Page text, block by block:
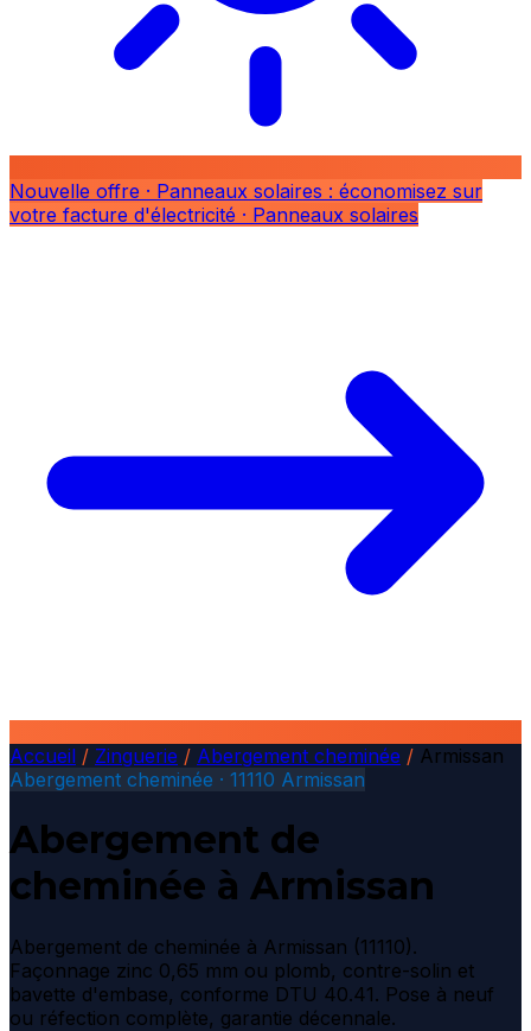
Nouvelle offre · Panneaux solaires : économisez sur
votre facture d'électricité · Panneaux solaires
Accueil / Zinguerie / Abergement cheminée / Armissan
Abergement cheminée · 11110 Armissan
Abergement de
cheminée à Armissan
Abergement de cheminée à Armissan (11110).
Façonnage zinc 0,65 mm ou plomb, contre-solin et
bavette d'embase, conforme DTU 40.41. Pose à neuf
ou réfection complète, garantie décennale.